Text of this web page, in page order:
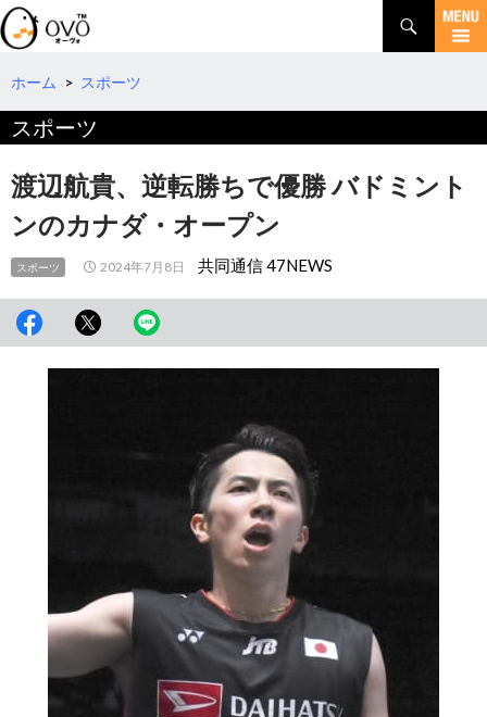
検
索
コ
テ
へ
移
動
ホーム > スポーツ
スポーツ
渡辺航貴、逆転勝ちで優勝 バドミント
ンのカナダ・オープン
スポーツ 2024年7月8日 共同通信 47NEWS